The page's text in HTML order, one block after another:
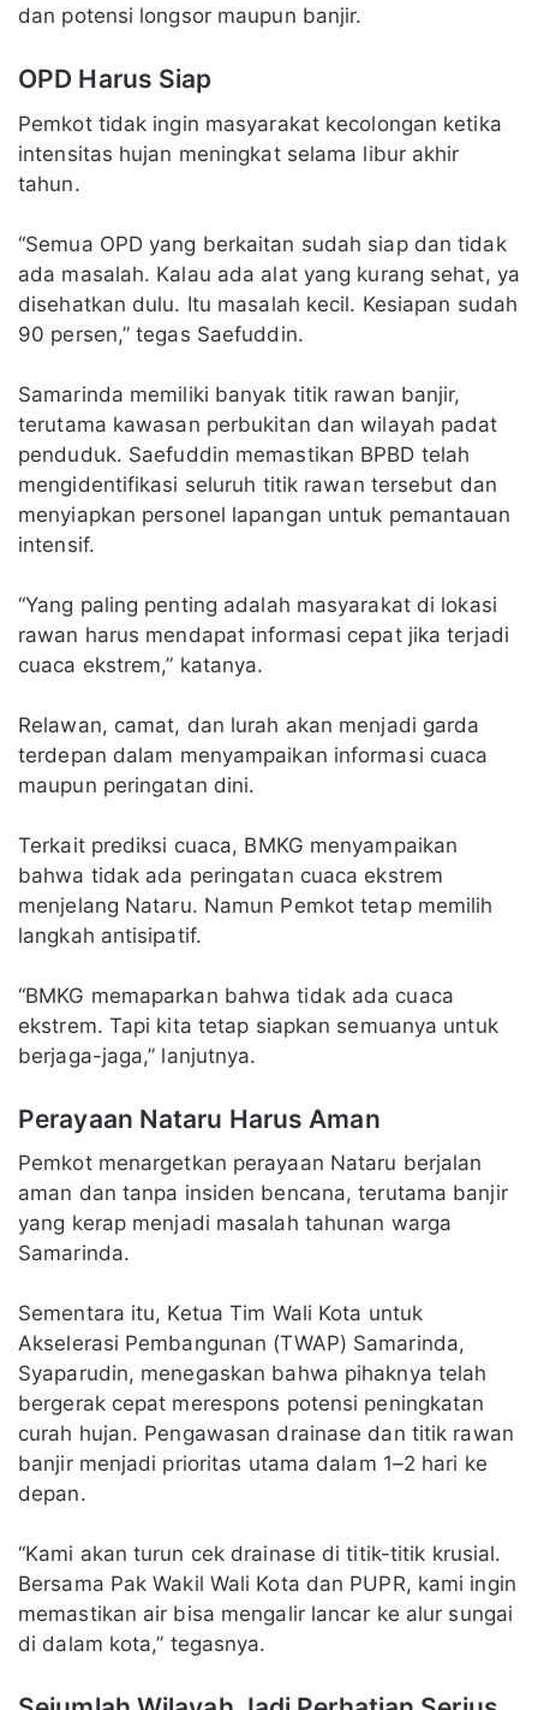
dan potensi longsor maupun banjir.
OPD Harus Siap
Pemkot tidak ingin masyarakat kecolongan ketika
intensitas hujan meningkat selama libur akhir
tahun.
“Semua OPD yang berkaitan sudah siap dan tidak
ada masalah. Kalau ada alat yang kurang sehat, ya
disehatkan dulu. Itu masalah kecil. Kesiapan sudah
90 persen,” tegas Saefuddin.
Samarinda memiliki banyak titik rawan banjir,
terutama kawasan perbukitan dan wilayah padat
penduduk. Saefuddin memastikan BPBD telah
mengidentifikasi seluruh titik rawan tersebut dan
menyiapkan personel lapangan untuk pemantauan
intensif.
“Yang paling penting adalah masyarakat di lokasi
rawan harus mendapat informasi cepat jika terjadi
cuaca ekstrem,” katanya.
Relawan, camat, dan lurah akan menjadi garda
terdepan dalam menyampaikan informasi cuaca
maupun peringatan dini.
Terkait prediksi cuaca, BMKG menyampaikan
bahwa tidak ada peringatan cuaca ekstrem
menjelang Nataru. Namun Pemkot tetap memilih
langkah antisipatif.
“BMKG memaparkan bahwa tidak ada cuaca
ekstrem. Tapi kita tetap siapkan semuanya untuk
berjaga-jaga,” lanjutnya.
Perayaan Nataru Harus Aman
Pemkot menargetkan perayaan Nataru berjalan
aman dan tanpa insiden bencana, terutama banjir
yang kerap menjadi masalah tahunan warga
Samarinda.
Sementara itu, Ketua Tim Wali Kota untuk
Akselerasi Pembangunan (TWAP) Samarinda,
Syaparudin, menegaskan bahwa pihaknya telah
bergerak cepat merespons potensi peningkatan
curah hujan. Pengawasan drainase dan titik rawan
banjir menjadi prioritas utama dalam 1–2 hari ke
depan.
“Kami akan turun cek drainase di titik-titik krusial.
Bersama Pak Wakil Wali Kota dan PUPR, kami ingin
memastikan air bisa mengalir lancar ke alur sungai
di dalam kota,” tegasnya.